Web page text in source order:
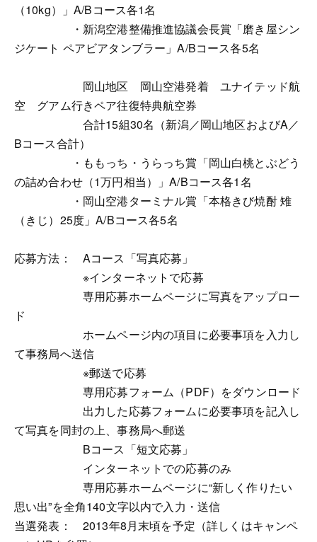
（10kg）」A/Bコース各1名
・新潟空港整備推進協議会長賞「磨き屋シン
ジケート ペアビアタンブラー」A/Bコース各5名
岡山地区 岡山空港発着 ユナイテッド航
空 グアム行きペア往復特典航空券
合計15組30名（新潟／岡山地区およびA／
Bコース合計）
・ももっち・うらっち賞「岡山白桃とぶどう
の詰め合わせ（1万円相当）」A/Bコース各1名
・岡山空港ターミナル賞「本格きび焼酎 雉
（きじ）25度」A/Bコース各5名
応募方法： Aコース「写真応募」
※インターネットで応募
専用応募ホームページに写真をアップロー
ド
ホームページ内の項目に必要事項を入力し
て事務局へ送信
※郵送で応募
専用応募フォーム（PDF）をダウンロード
出力した応募フォームに必要事項を記入し
て写真を同封の上、事務局へ郵送
Bコース「短文応募」
インターネットでの応募のみ
専用応募ホームページに“新しく作りたい
思い出”を全角140文字以内で入力・送信
当選発表： 2013年8月末頃を予定（詳しくはキャンペ